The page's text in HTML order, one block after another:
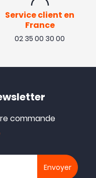
Service client en
France
02 35 00 30 00
commande